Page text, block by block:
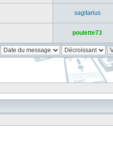
sagitarius
poulette73